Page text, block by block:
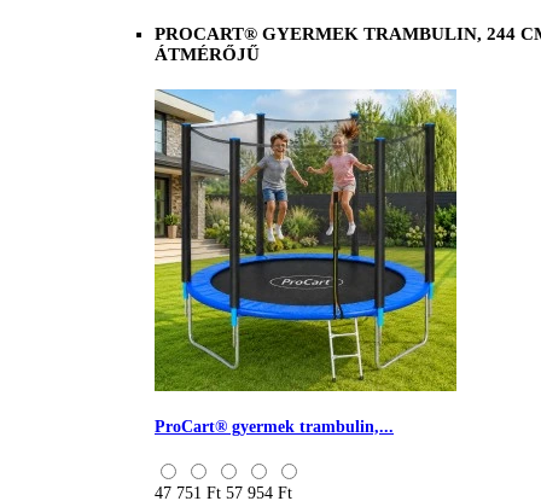
PROCART® GYERMEK TRAMBULIN, 244
ÁTMÉRŐJŰ
ProCart® gyermek trambulin,...
47 751 Ft 57 954 Ft